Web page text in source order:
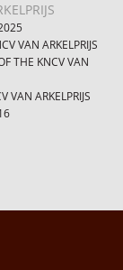
VAN ARKELPRIJS
THE KNCV VAN
VAN ARKELPRIJS